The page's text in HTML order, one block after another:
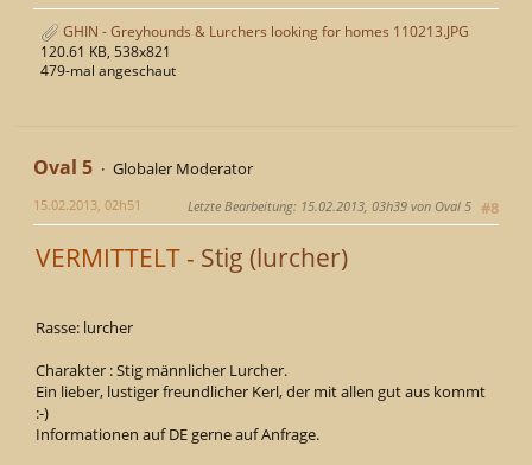
GHIN - Greyhounds & Lurchers looking for homes 110213.JPG
120.61 KB, 538x821
479-mal angeschaut
Oval 5
Globaler Moderator
#8
15.02.2013, 02h51 Letzte Bearbeitung: 15.02.2013, 03h39 von Oval 5
VERMITTELT - Stig (lurcher)
Rasse: lurcher
Charakter : Stig männlicher Lurcher.
Ein lieber, lustiger freundlicher Kerl, der mit allen gut aus kommt
:-)
Informationen auf DE gerne auf Anfrage.